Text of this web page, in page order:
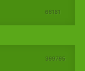
66181
369765